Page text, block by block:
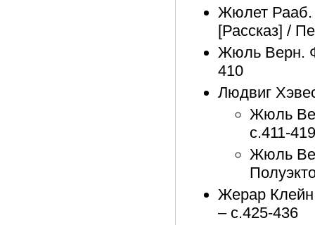
Жюлет Рааб.
[Рассказ] /
Жюль Верн.
410
Людвиг
Жюль
с.411-419
Жюль
Жерар
– с.425-436